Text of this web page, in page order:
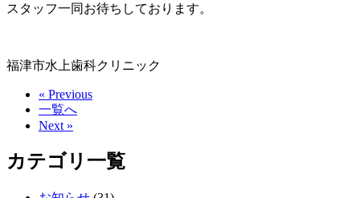
スタッフ一同お待ちしております。
福津市水上歯科クリニック
« Previous
一覧へ
Next »
カテゴリ一覧